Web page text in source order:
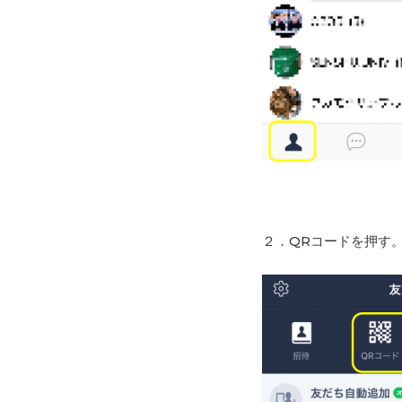
２．QRコードを押す